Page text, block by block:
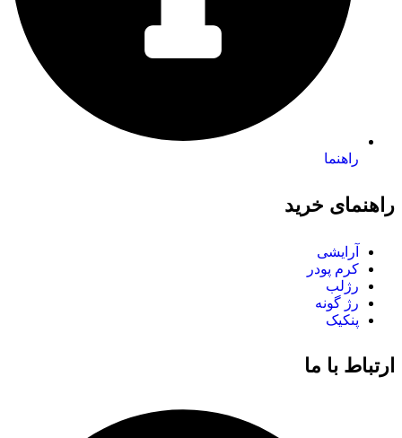
راهنما
راهنمای خرید
آرایشی
کرم پودر
رژلب
رژ گونه
پنکیک
ارتباط با ما